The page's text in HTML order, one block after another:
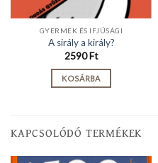
GYERMEK ÉS IFJÚSÁGI
A sirály a király?
2590Ft
KOSÁRBA
KAPCSOLÓDÓ TERMÉKEK